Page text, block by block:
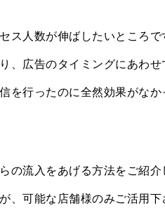
ス人数が伸ばしたいところ
、広告のタイミングにあわ
を行ったのに全然効果がな
の流入をあげる方法をご紹介
、可能な店舗様のみご活用下